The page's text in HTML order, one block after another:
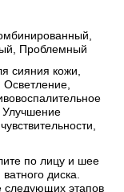
Проблемный
сияния кожи,
Улучшение
по лицу и шее
диска.
следующих этапов